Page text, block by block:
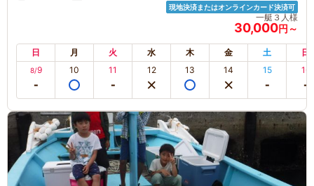
現地決済またはオンラインカード決済可
一艇３人様
30,000円～
日 月 火 水 木 金 土 日
8/9 10 11 12 13 14 15 16